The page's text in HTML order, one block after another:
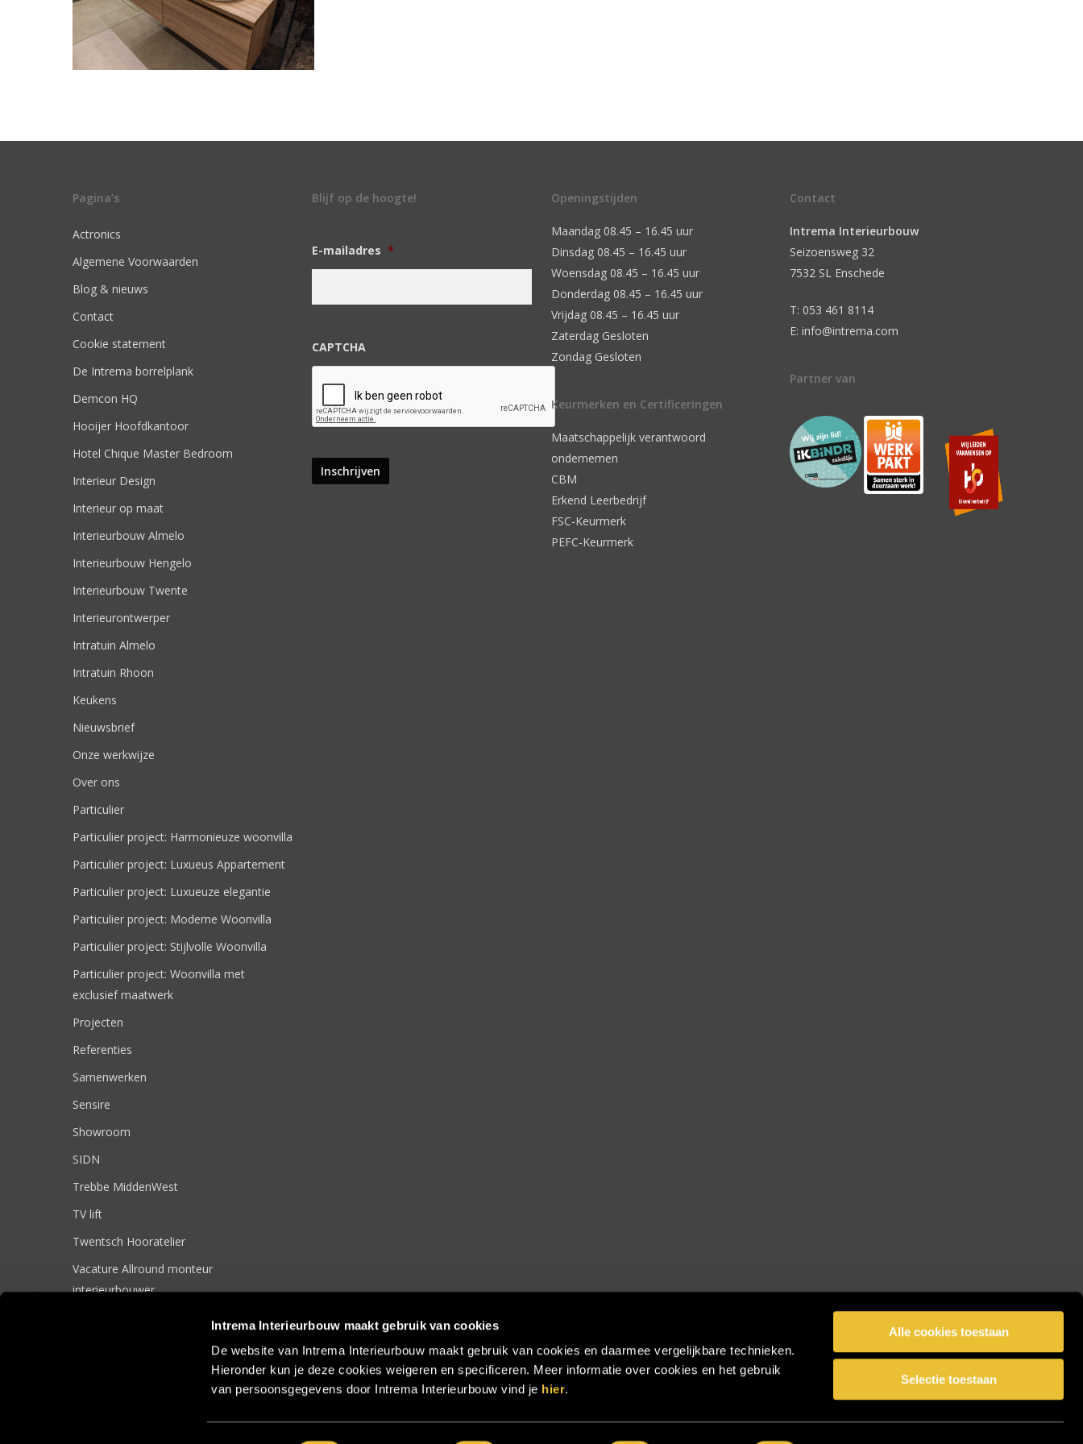
Intrema Interieurbouw maakt gebruik van cookies
De website van Intrema Interieurbouw maakt gebruik van cookies en daarmee vergelijkbare technieken.
Hieronder kun je deze cookies weigeren en specificeren. Meer informatie over cookies en het gebruik
van persoonsgegevens door Intrema Interieurbouw vind je hier.
Alle cookies toestaan
Selectie toestaan
Pagina’s
Actronics
Algemene Voorwaarden
Blog & nieuws
Contact
Cookie statement
De Intrema borrelplank
Demcon HQ
Hooijer Hoofdkantoor
Hotel Chique Master Bedroom
Interieur Design
Interieur op maat
Interieurbouw Almelo
Interieurbouw Hengelo
Interieurbouw Twente
Interieurontwerper
Intratuin Almelo
Intratuin Rhoon
Keukens
Nieuwsbrief
Onze werkwijze
Over ons
Particulier
Particulier project: Harmonieuze woonvilla
Particulier project: Luxueus Appartement
Particulier project: Luxueuze elegantie
Particulier project: Moderne Woonvilla
Particulier project: Stijlvolle Woonvilla
Particulier project: Woonvilla met
exclusief maatwerk
Projecten
Referenties
Samenwerken
Sensire
Showroom
SIDN
Trebbe MiddenWest
TV lift
Twentsch Hooratelier
Vacature Allround monteur
interieurbouwer
Blijf op de hoogte!
E-mailadres *
CAPTCHA
Openingstijden
Maandag 08.45 – 16.45 uur
Dinsdag 08.45 – 16.45 uur
Woensdag 08.45 – 16.45 uur
Donderdag 08.45 – 16.45 uur
Vrijdag 08.45 – 16.45 uur
Zaterdag Gesloten
Zondag Gesloten
Keurmerken en Certificeringen
Maatschappelijk verantwoord
ondernemen
CBM
Erkend Leerbedrijf
FSC-Keurmerk
PEFC-Keurmerk
Contact
Intrema Interieurbouw
Seizoensweg 32
7532 SL Enschede
T: 053 461 8114
E: info@intrema.com
Partner van
facebookpinterestlinkedininstagram